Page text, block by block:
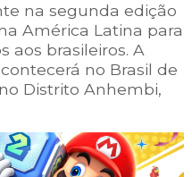
na segunda edição
América Latina para
aos brasileiros. A
no Brasil de
Distrito Anhembi,